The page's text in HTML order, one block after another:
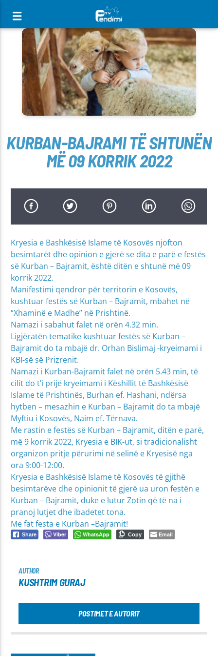
[There are no radio stations in the database]
KURBAN-BAJRAMI TË SHTUNËN
MË 09 KORRIK 2022
Kryesia e Bashkësisë Islame të Kosovës njofton
besimtarët dhe opinion e gjerë se dita e parë e festës
së Kurban – Bajramit, është ditën e shtunë më 09
korrik 2022.
Manifestimi qendror për territorin e Kosovës,
kushtuar festës së Kurban – Bajramit, mbahet në
“Xhaminë e Madhe” në Prishtinë.
Namazi i sabahut falet në orën 4.32 min.
Ligjëratën tematike kushtuar festës së Kurban –
Bajramit do ta mbajë dr. Orhan Bislimaj -kryeimami i
KBI-së së Prizrenit.
Namazi i Kurban-Bajramit falet në orën 5.43 min, të
cilit do t’i prijë kryeimami i Këshillit të Bashkësisë
Islame të Prishtinës, Burhan ef. Hashani, ndërsa
hytben – mesazhin e Kurban – Bajramit do ta mbajë
Myftiu i Kosovës, Naim ef. Tërnava.
Me rastin e festës së Kurban – Bajramit, ditën e parë,
më 9 korrik 2022, Kryesia e BIK-ut, si tradicionalisht
organizon pritje përurimi në selinë e Kryesisë nga
ora 9:00-12:00.
Kryesia e Bashkësisë Islame të Kosovës të gjithë
besimtarëve dhe opinionit të gjerë ua uron festën e
Kurban – Bajramit, duke e lutur Zotin që të na i
pranoj lutjet dhe ibadetet tona.
Me fat festa e Kurban –Bajramit!
Share Viber WhatsApp Copy Email
AUTHOR
KUSHTRIM GURAJ
POSTIMET E AUTORIT